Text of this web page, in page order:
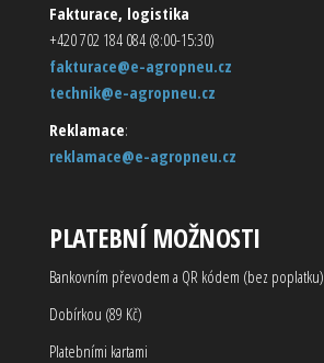
Fakturace, logistika
+420 702 184 084 (8:00-15:30)
fakturace@e-agropneu.cz
technik@e-agropneu.cz
Reklamace:
reklamace@e-agropneu.cz
PLATEBNÍ MOŽNOSTI
Bankovním převodem a QR kódem (bez poplatku)
Dobírkou (89 Kč)
Platebními kartami